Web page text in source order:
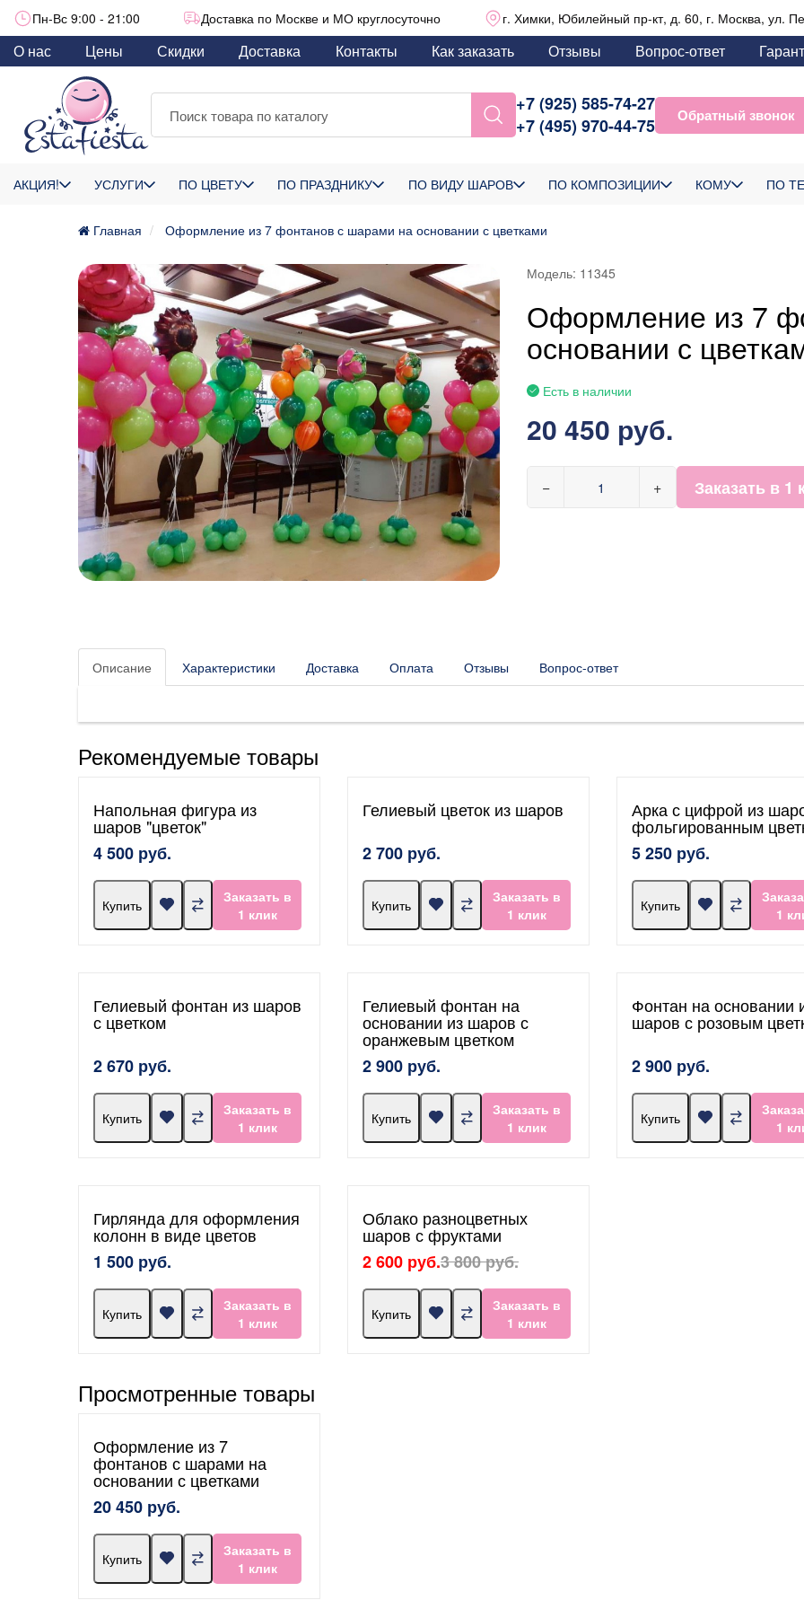
Пн-Вс 9:00 - 21:00 Доставка по Москве и МО круглосуточно г. Химки, Юбилейный пр-кт, д. 60, г. Москва, ул.
О нас Цены Скидки Доставка Контакты Как заказать Отзывы Вопрос-ответ
+7 (925) 585-74-27
+7 (495) 970-44-75
Обратный звонок
АКЦИЯ! УСЛУГИ ПО ЦВЕТУ ПО ПРАЗДНИКУ ПО ВИДУ ШАРОВ ПО КОМПОЗИЦИИ КОМУ ПО
Главная Оформление из 7 фонтанов с шарами на основании с цветками
Модель: 11345
Оформление из 7
основании с
Есть в наличии
20 450 руб.
− + Заказать в 1
Описание Характеристики Доставка Оплата Отзывы Вопрос-ответ
Рекомендуемые товары
Напольная фигура из
шаров "цветок"
4 500 руб.
Купить
Заказать в
1 клик
Гелиевый цветок из шаров
2 700 руб.
Купить
Заказать в
1 клик
Арка с цифрой из
фольгированным
5 250 руб.
Купить
1
Гелиевый фонтан из шаров
с цветком
2 670 руб.
Купить
Заказать в
1 клик
Гелиевый фонтан на
основании из шаров с
оранжевым цветком
2 900 руб.
Купить
Заказать в
1 клик
Фонтан на основании
шаров с розовым
2 900 руб.
Купить
1
Гирлянда для оформления
колонн в виде цветов
1 500 руб.
Купить
Заказать в
1 клик
Облако разноцветных
шаров с фруктами
2 600 руб.3 800 руб.
Купить
Заказать в
1 клик
Просмотренные товары
Оформление из 7
фонтанов с шарами на
основании с цветками
20 450 руб.
Купить
Заказать в
1 клик